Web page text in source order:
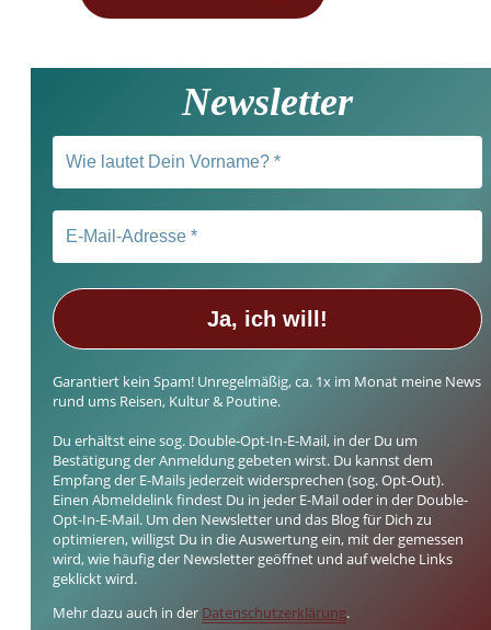
Newsletter
Garantiert kein Spam! Unregelmäßig, ca. 1x im Monat meine News
rund ums Reisen, Kultur & Poutine.
Du erhältst eine sog. Double-Opt-In-E-Mail, in der Du um
Bestätigung der Anmeldung gebeten wirst. Du kannst dem
Empfang der E-Mails jederzeit widersprechen (sog. Opt-Out).
Einen Abmeldelink findest Du in jeder E-Mail oder in der Double-
Opt-In-E-Mail. Um den Newsletter und das Blog für Dich zu
optimieren, willigst Du in die Auswertung ein, mit der gemessen
wird, wie häufig der Newsletter geöffnet und auf welche Links
geklickt wird.
Mehr dazu auch in der Datenschutzerklärung.